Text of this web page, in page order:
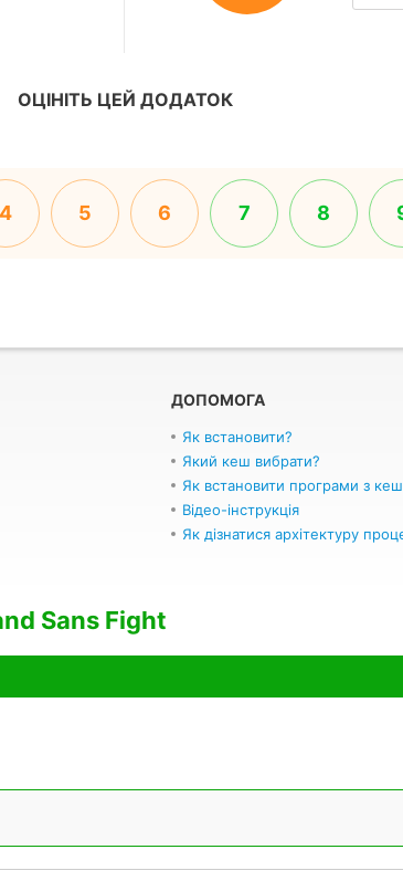
ОЦІНІТЬ ЦЕЙ ДОДАТОК
4 5 6 7 8
ДОПОМОГА
Як встановити?
Який кеш вибрати?
Як встановити програми з
Відео-інструкція
Як дізнатися архітектуру
Sans Fight